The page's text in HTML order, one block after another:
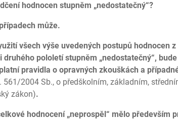
hodnocen stupněm „nedostatečný“?
může.
všech výše uvedených postupů hodnocen
druhého pololetí stupněm „nedostatečný“,
pravidla o opravných zkouškách a
561/2004 Sb., o předškolním, základním,
zákon).
hodnocení „neprospěl“ mělo především